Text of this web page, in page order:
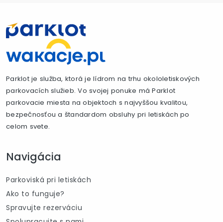
Parklot je služba, ktorá je lídrom na trhu okololetiskových
parkovacích služieb. Vo svojej ponuke má Parklot
parkovacie miesta na objektoch s najvyššou kvalitou,
bezpečnosťou a štandardom obsluhy pri letiskách po
celom svete.
Navigácia
Parkoviská pri letiskách
Ako to funguje?
Spravujte rezerváciu